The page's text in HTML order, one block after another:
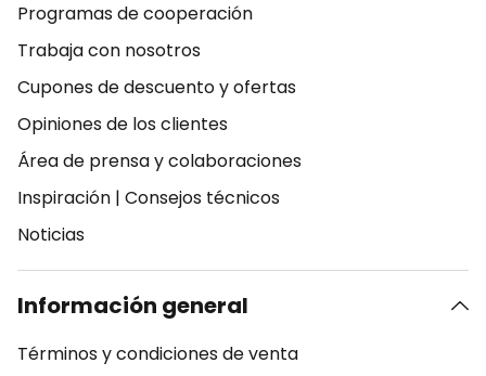
Programas de cooperación
Trabaja con nosotros
Cupones de descuento y ofertas
Opiniones de los clientes
Área de prensa y colaboraciones
Inspiración | Consejos técnicos
Noticias
Información general
Términos y condiciones de venta